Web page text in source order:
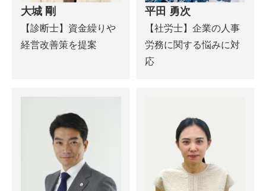
大城 剛
【診断士】資金繰りや
経営改善策を提案
平田 勇次
【社労士】企業の人事
労務に関する悩みに対
応